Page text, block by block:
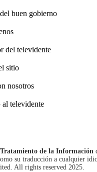
buen gobierno
del televidente
sitio
nosotros
al televidente
de la Información
su traducción a cualquier
All rights reserved 2025.